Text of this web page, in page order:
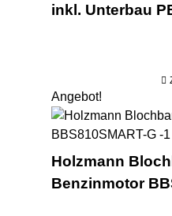
inkl. Unterbau
Angebot!
Holzmann
Benzinmotor